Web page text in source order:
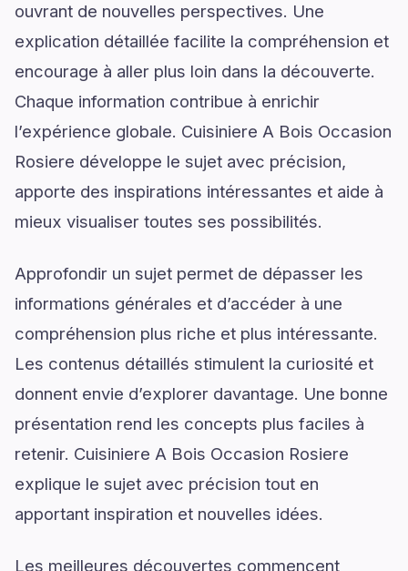
ouvrant de nouvelles perspectives. Une
explication détaillée facilite la compréhension et
encourage à aller plus loin dans la découverte.
Chaque information contribue à enrichir
l’expérience globale. Cuisiniere A Bois Occasion
Rosiere développe le sujet avec précision,
apporte des inspirations intéressantes et aide à
mieux visualiser toutes ses possibilités.
Approfondir un sujet permet de dépasser les
informations générales et d’accéder à une
compréhension plus riche et plus intéressante.
Les contenus détaillés stimulent la curiosité et
donnent envie d’explorer davantage. Une bonne
présentation rend les concepts plus faciles à
retenir. Cuisiniere A Bois Occasion Rosiere
explique le sujet avec précision tout en
apportant inspiration et nouvelles idées.
Les meilleures découvertes commencent